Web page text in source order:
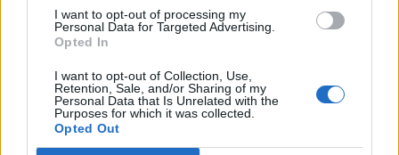
I want to opt-out of processing my
Personal Data for Targeted Advertising.
Opted In
I want to opt-out of Collection, Use,
Retention, Sale, and/or Sharing of my
Personal Data that Is Unrelated with the
Purposes for which it was collected.
Opted Out
Buenas noches compañeros he estado buscando y no
encuentro nada, de como poner cuenta kilómetros trip a
Me estoy volviendo loco y nose como hacerlo la verdad.
Es un a6 avant del 2016.
Un saludo.